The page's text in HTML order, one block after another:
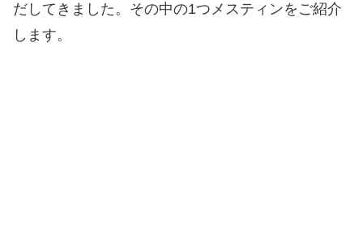
だしてきました。その中の1つメスティンをご紹介
します。